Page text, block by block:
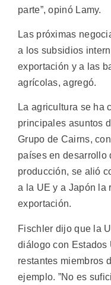
parte”, opinó Lamy.
Las próximas
a los subsidios
exportación y a las
agrícolas, agregó.
La agricultura se ha
principales asuntos
Grupo de Cairns,
países en desarrollo
producción, se alió
a la UE y a Japón la
exportación.
Fischler dijo que la
diálogo con Estados
restantes miembros
ejemplo. ”No es